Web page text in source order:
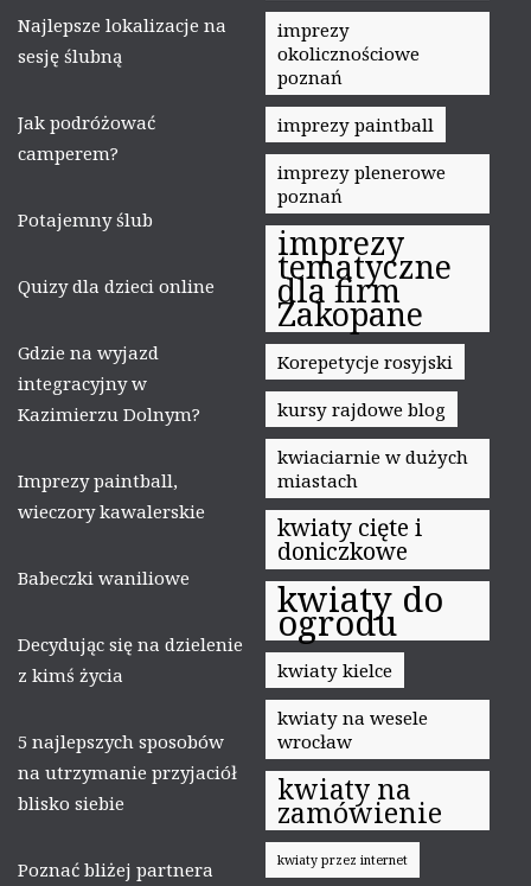
Najlepsze lokalizacje na
sesję ślubną
Jak podróżować
camperem?
Potajemny ślub
Quizy dla dzieci online
Gdzie na wyjazd
integracyjny w
Kazimierzu Dolnym?
Imprezy paintball,
wieczory kawalerskie
Babeczki waniliowe
Decydując się na dzielenie
z kimś życia
5 najlepszych sposobów
na utrzymanie przyjaciół
blisko siebie
Poznać bliżej partnera
imprezy
okolicznościowe
poznań
imprezy paintball
imprezy plenerowe
poznań
imprezy
tematyczne
dla firm
Zakopane
Korepetycje rosyjski
kursy rajdowe blog
kwiaciarnie w dużych
miastach
kwiaty cięte i
doniczkowe
kwiaty do
ogrodu
kwiaty kielce
kwiaty na wesele
wrocław
kwiaty na
zamówienie
kwiaty przez internet